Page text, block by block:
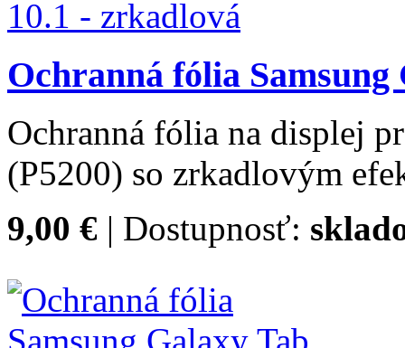
Ochranná fólia
Ochranná fólia na displej
(P5200) so zrkadlovým
9,00 € | Dostupnosť: